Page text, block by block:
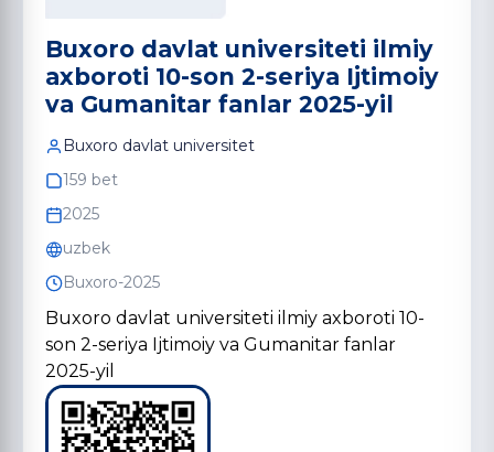
Buxoro davlat universiteti ilmiy
axboroti 10-son 2-seriya Ijtimoiy
va Gumanitar fanlar 2025-yil
Buxoro davlat universitet
159 bet
2025
uzbek
Buxoro-2025
Buxoro davlat universiteti ilmiy axboroti 10-
son 2-seriya Ijtimoiy va Gumanitar fanlar
2025-yil